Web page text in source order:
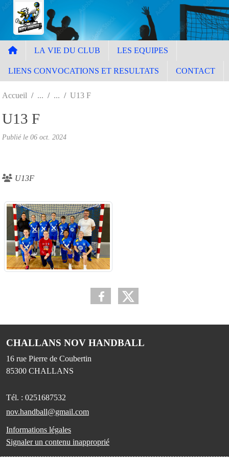
LA VIE DU CLUB LES EQUIPES
LIENS CONVOCATIONS ET RESULTATS CONTACT
Accueil U13 F
U13 F
Publié le 06 oct. 2024
U13F
CHALLANS NOV HANDBALL
16 rue Pierre de Coubertin
85300 CHALLANS
Tél. : 0251687532
nov.handball@gmail.com
Informations légales
Signaler un contenu inapproprié
Panneau de gestion des cookies